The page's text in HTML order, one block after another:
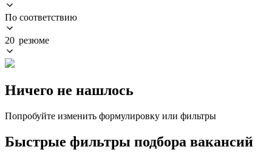
По соответствию
20 резюме
Ничего не нашлось
Попробуйте изменить формулировку или фильтры
Быстрые фильтры подбора вакансий